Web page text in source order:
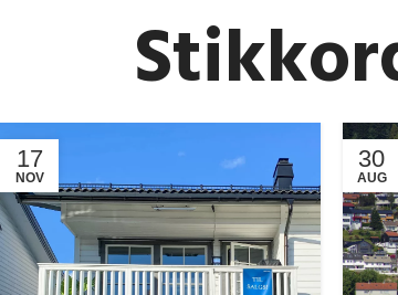
17
NOV
30
AUG